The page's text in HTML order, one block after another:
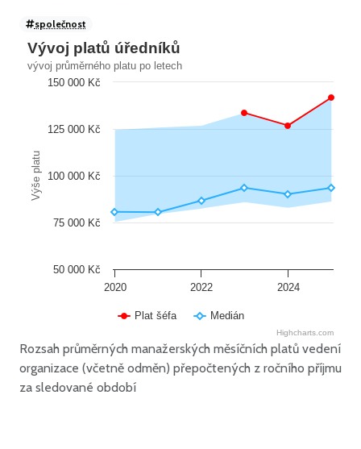
společnost
Výše platu
Vývoj platů úředníků
vývoj průměrného platu po letech
Plat šéfa Medián
2020 2022 2024
50 000 Kč
75 000 Kč
100 000 Kč
125 000 Kč
150 000 Kč
Highcharts.com
Rozsah průměrných manažerských měsíčních platů vedení
organizace (včetně odměn) přepočtených z ročního příjmu
za sledované období